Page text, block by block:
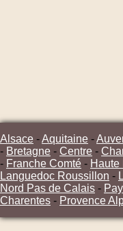
Alsace -Aquitaine -
- Bretagne - Centre -
- Franche Comté - Haute
Languedoc Roussillon -
Nord Pas de Calais -
Charentes - Provence